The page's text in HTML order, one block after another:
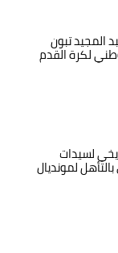
تبون
لكرة القدم
لسيدات
لمونديال